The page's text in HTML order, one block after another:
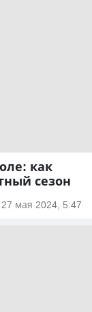
как
сезон
27 мая 2024, 5:47